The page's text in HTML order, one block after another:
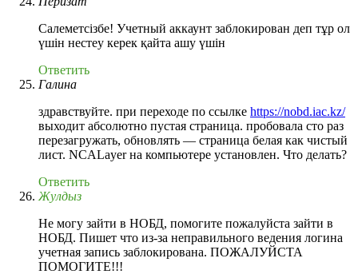
Салеметсізбе! Учетный аккаунт заблокирован деп тұр ол
үшін нестеу керек қайта ашу үшін
Ответить
Галина
здравствуйте. при переходе по ссылке https://nobd.iac.kz/
выходит абсолютно пустая страница. пробовала сто раз
перезагружать, обновлять — страница белая как чистый
лист. NCALayer на компьютере установлен. Что делать?
Ответить
Жулдыз
Не могу зайти в НОБД, помогите пожалуйста зайти в
НОБД. Пишет что из-за неправильного ведения логина
учетная запись заблокирована. ПОЖАЛУЙСТА
ПОМОГИТЕ!!!